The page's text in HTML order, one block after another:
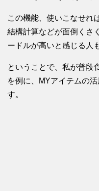
この機能、使いこなせれ
結構計算などが面倒くさ
ードルが高いと感じる人
ということで、私が普段
を例に、MYアイテムの
す。